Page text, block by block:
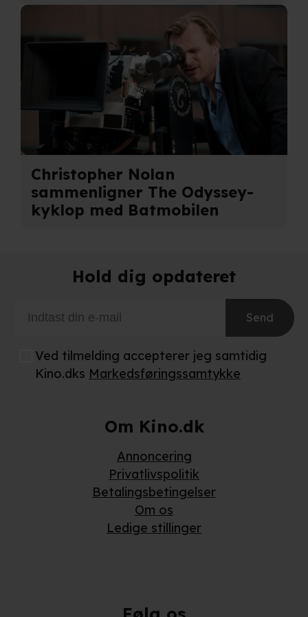
adresse. IP-adressen kan blive delt med vores
Du kan læse mere om vores brug af cookies og
behandling af dine personoplysninger i både vores
cookiepolitik .
Christopher Nolan
sammenligner The Odyssey-
kyklop med Batmobilen
Hold dig opdateret
Send
Ved tilmelding accepterer jeg samtidig
Kino.dks Markedsføringssamtykke
Om Kino.dk
Annoncering
Privatlivspolitik
Betalingsbetingelser
Om os
Ledige stillinger